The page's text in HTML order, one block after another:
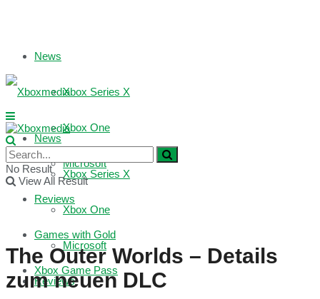
News
Xbox Series X
Xbox One
Microsoft
Reviews
Games with Gold
Xbox Game Pass
News
Xbox Series X
Xbox One
Microsoft
Reviews
No Result
View All Result
The Outer Worlds – Details
zum neuen DLC